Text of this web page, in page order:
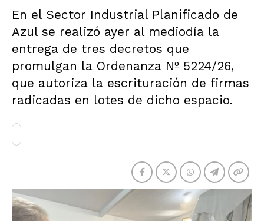
En el Sector Industrial Planificado de
Azul se realizó ayer al mediodía la
entrega de tres decretos que
promulgan la Ordenanza Nº 5224/26,
que autoriza la escrituración de firmas
radicadas en lotes de dicho espacio.